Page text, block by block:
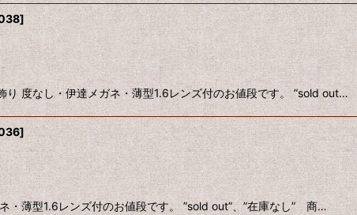
]
なし・伊達メガネ・薄型1.6レンズ付のお値段です。 ”sold out…
]
型1.6レンズ付のお値段です。 ”sold out”、”在庫なし” 商…